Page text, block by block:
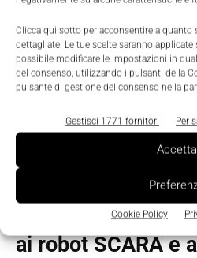
Clicca qui sotto per acconsentire a quanto
dettagliate. Le tue scelte saranno
possibile modificare le impostazioni in
del consenso, utilizzando i pulsanti della
pulsante di gestione del consenso nella
Gestisci 1771 fornitori Per
Accetta
Cookie Policy
processo produttivo. Grazie
Marini Pandolfi, OMRON ha
simulazione utilizzando il
assicurando così l'affidabilità
approccio ha ridotto i rischi,
produttivo, e abbreviato i
migliorando le performance
Etichettare 1.000
ai robot SCARA e